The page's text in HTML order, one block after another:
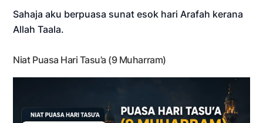
Sahaja aku berpuasa sunat esok hari Arafah kerana
Allah Taala.
Niat Puasa Hari Tasu’a (9 Muharram)